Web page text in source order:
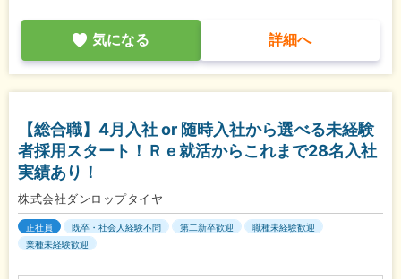
気になる 詳細へ
【総合職】4月入社 or 随時入社から選べる未経験
者採用スタート！Ｒｅ就活からこれまで28名入社
実績あり！
株式会社ダンロップタイヤ
正社員 既卒・社会人経験不問 第二新卒歓迎
職種未経験歓迎
業種未経験歓迎